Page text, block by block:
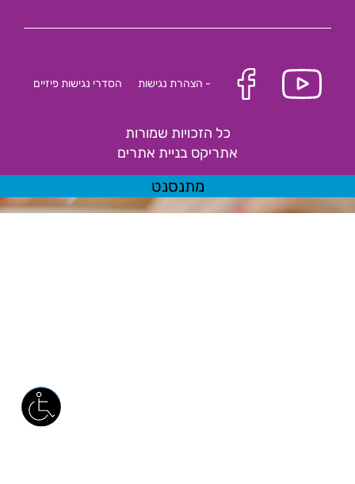
- הצהרת נגישות הסדרי נגישות פיזיים
כל הזכויות שמורות
אתריקס בניית אתרים
מתנסנט